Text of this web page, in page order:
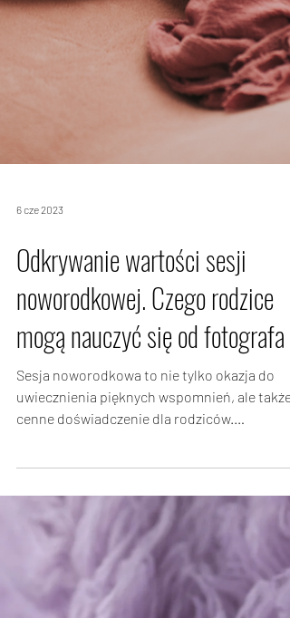
6 cze 2023
noworodkowej. Czego rodzice
mogą nauczyć się od fotografa
Sesja noworodkowa to nie tylko okazja do
uwiecznienia pięknych wspomnień, ale także
cenne doświadczenie dla rodziców.